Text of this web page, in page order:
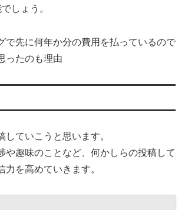
しょう。
で先に何年か分の費用を払っているので
ったのも理由
していこうと思います。
や趣味のことなど、何かしらの投稿して
力を高めていきます。